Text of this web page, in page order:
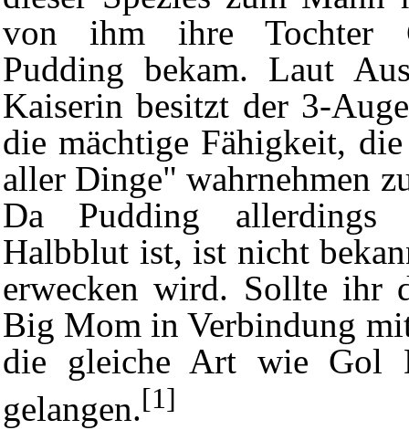
von ihm ihre Tochter
Pudding bekam. Laut
Kaiserin besitzt der 3-
die mächtige Fähigkeit,
aller Dinge" wahrnehmen
Da Pudding
Halbblut ist, ist nicht
erwecken wird. Sollte ihr
Big Mom in Verbindung
die gleiche Art wie Gol
gelangen.[1]